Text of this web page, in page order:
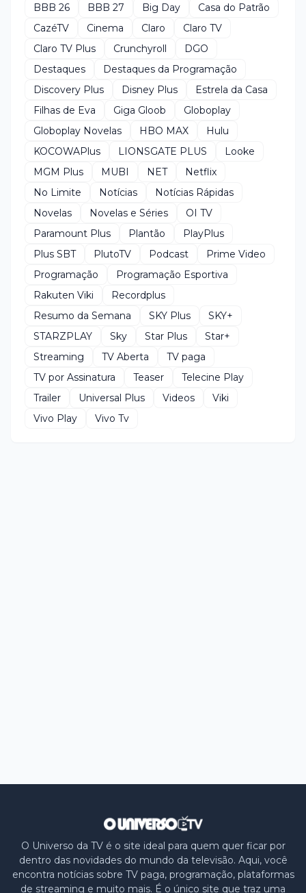
BBB 26
BBB 27 Big Day
Casa do Patrão
CazéTV
Cinema Claro
Claro TV
Claro TV Plus
Crunchyroll
DGO
Destaques
Destaques da Programação
Discovery Plus
Disney Plus
Estrela da Casa
Filhas de Eva
Giga Gloob
Globoplay
Globoplay Novelas
HBO MAX
Hulu
KOCOWAPlus
LIONSGATE PLUS
Looke
MGM Plus
MUBI NET
Netflix
No Limite
Notícias
Notícias Rápidas
Novelas
Novelas e Séries
OI TV
Paramount Plus
Plantão
PlayPlus
Plus SBT
PlutoTV Podcast
Prime Video
Programação
Programação Esportiva
Rakuten Viki
Recordplus
Resumo da Semana
SKY Plus
SKY+
STARZPLAY
Sky Star Plus
Star+
Streaming
TV Aberta
TV paga
TV por Assinatura
Teaser
Telecine Play
Trailer
Universal Plus Videos
Viki
Vivo Play
Vivo Tv
O Universo da TV é o site ideal para quem quer ficar por
dentro das novidades do mundo da televisão. Aqui, você
encontra notícias sobre TV paga, programação, plataformas
de streaming e muito mais. É o único site que traz uma